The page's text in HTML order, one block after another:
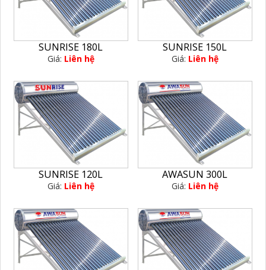
SUNRISE 180L
Giá: Liên hệ
SUNRISE 150L
Giá: Liên hệ
SUNRISE 120L
Giá: Liên hệ
AWASUN 300L
Giá: Liên hệ